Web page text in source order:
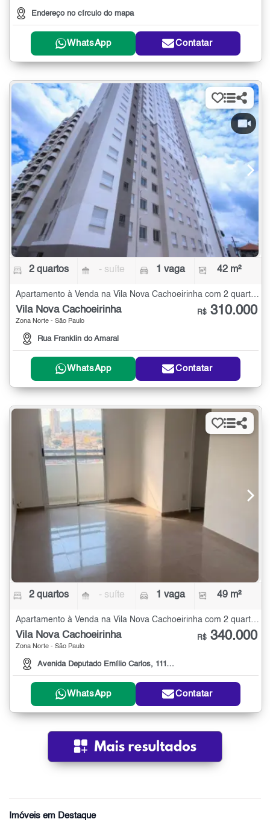
Endereço no círculo do mapa
WhatsApp Contatar
2 quartos - suíte 1 vaga 42 m²
Vila Nova Cachoeirinha
Zona Norte - São Paulo
Rua Franklin do Amaral
R$ 310.000
WhatsApp Contatar
2 quartos - suíte 1 vaga 49 m²
Vila Nova Cachoeirinha
Zona Norte - São Paulo
Avenida Deputado Emílio Carlos, 111111
R$ 340.000
WhatsApp Contatar
Imóveis em Destaque